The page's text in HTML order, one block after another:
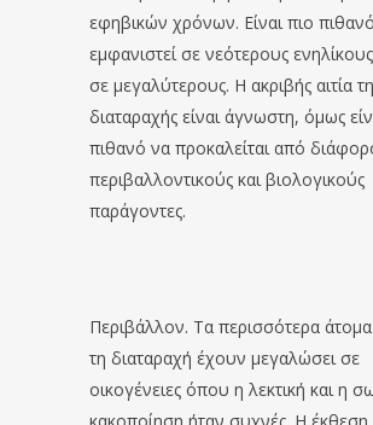
εφηβικών χρόνων. Είναι πιο
εμφανιστεί σε νεότερους ενηλίκους
σε μεγαλύτερους. Η ακριβής αιτία
διαταραχής είναι άγνωστη, όμως
πιθανό να προκαλείται από
περιβαλλοντικούς και βιολογικούς
παράγοντες.
Περιβάλλον. Τα περισσότερα
τη διαταραχή έχουν μεγαλώσει σε
οικογένειες όπου η λεκτική και η